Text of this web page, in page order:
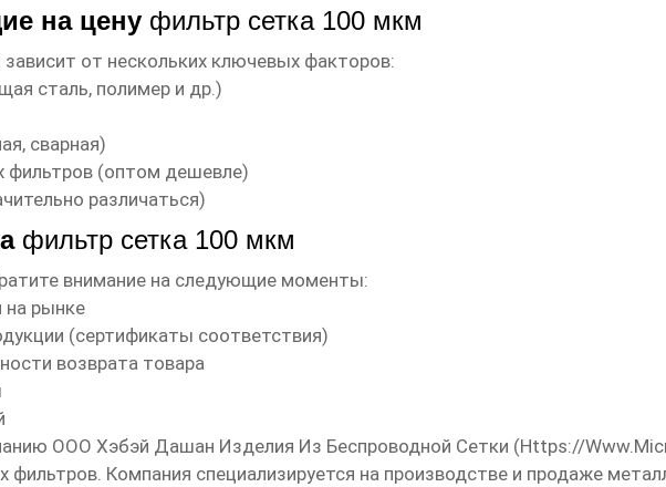
на цену фильтр сетка 100 мкм
зависит от нескольких ключевых факторов:
сталь, полимер и др.)
сварная)
фильтров (оптом дешевле)
различаться)
фильтр сетка 100 мкм
внимание на следующие моменты:
на рынке
(сертификаты соответствия)
возврата товара
ООО Хэбэй Дашан Изделия Из Беспроводной Сетки (Https://
фильтров. Компания специализируется на производстве и продаже